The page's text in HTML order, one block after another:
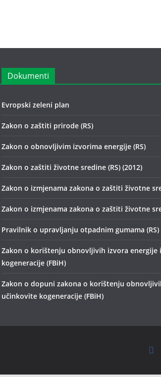
Dokumenti
Evropski zeleni plan
Zakon o zaštiti prirode (RS)
Zakon o obnovljivim izvorima energije (RS)
Zakon o zaštiti životne sredine (RS) (2012)
Zakon o izmjenama zakona o zaštiti životne
Zakon o izmjenama zakona o zaštiti životne
Pravilnik o upravljanju otpadnim gumama (RS)
Zakon o korištenju obnovljivih izvora energije
kogeneracije (FBiH)
Zakon o dopuni zakona o korištenju
učinkovite kogeneracije (FBiH)